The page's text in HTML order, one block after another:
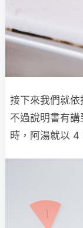
接下來我們就
不過說明書有
時，阿湯就以 4